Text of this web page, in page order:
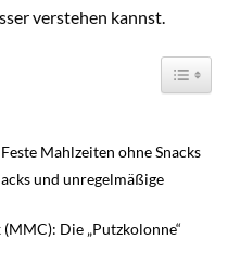
verstehen kannst.
Mahlzeiten ohne Snacks
und unregelmäßige
Die „Putzkolonne“